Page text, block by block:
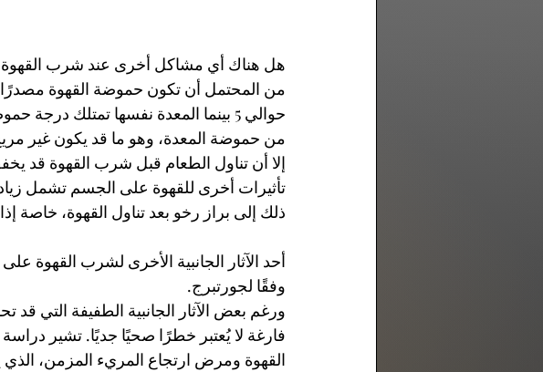
هل هناك أي مشاكل أخرى عند شرب
من المحتمل أن تكون حموضة القهوة
من حموضة المعدة، وهو ما قد يكون غير
إلا أن تناول الطعام قبل شرب القهوة قد
تأثيرات أخرى للقهوة على الجسم تشمل
ذلك إلى براز رخو بعد تناول القهوة، خاصة
أحد الآثار الجانبية الأخرى لشرب القهوة
وفقًا لجورتبرج.
ورغم بعض الآثار الجانبية الطفيفة
القهوة ومرض ارتجاع المريء المزمن،